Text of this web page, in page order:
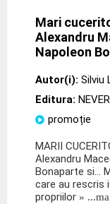
Mari
Alexandru
Napoleon
Autor(i): Silviu
Editura:
promoție
MARII
Alexandru
Bonaparte si...
care au rescris
propriilor »